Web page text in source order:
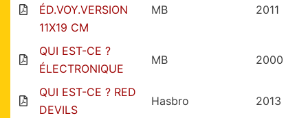
ÉD.VOY.VERSION
11X19 CM
MB 2011
QUI EST-CE ?
ÉLECTRONIQUE
MB 2000
QUI EST-CE ? RED
DEVILS
Hasbro 2013